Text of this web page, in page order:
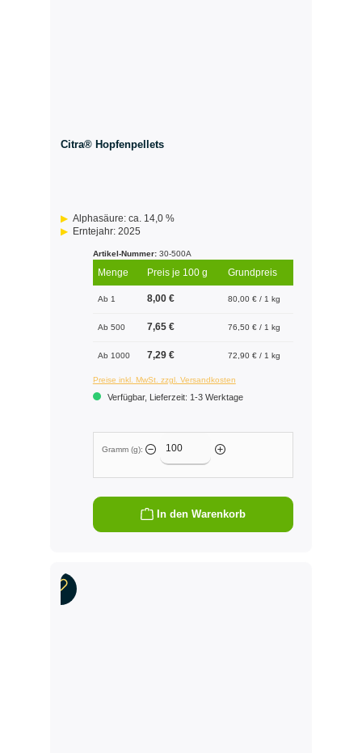
Citra® Hopfenpellets
Alphasäure: ca. 14,0 %
Erntejahr: 2025
Artikel-Nummer: 30-500A
Menge Preis je 100 g Grundpreis
Ab 1 8,00 € 80,00 € / 1 kg
Ab 500 7,65 € 76,50 € / 1 kg
Ab 1000 7,29 € 72,90 € / 1 kg
Preise inkl. MwSt. zzgl. Versandkosten
Verfügbar, Lieferzeit: 1-3 Werktage
Gramm (g):
In den Warenkorb